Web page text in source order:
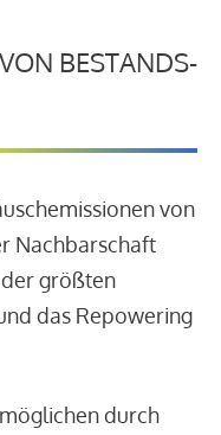
BESTANDS-
von
Nachbarschaft
größten
das Repowering
durch